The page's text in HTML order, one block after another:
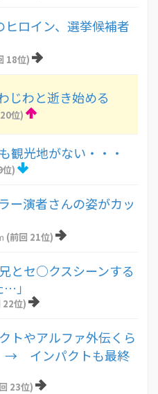
ヒロイン、選挙候補者
18位)
じわと逝き始める
位)
観光地がない・・・
位)
ー演者さんの姿がカッ
(前回 21位)
とセ○クスシーンする
」
22位)
トやアルファ外伝くら
→ インパクトも最終
23位)